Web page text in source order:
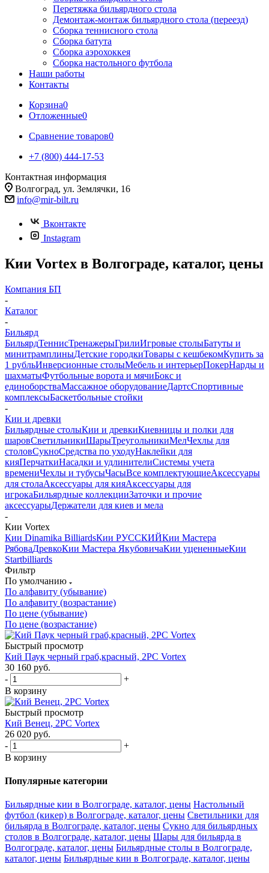
Перетяжка бильярдного стола
Демонтаж-монтаж бильярдного стола (переезд)
Сборка теннисного стола
Сборка батута
Сборка аэрохоккея
Сборка настольного футбола
Наши работы
Контакты
Корзина0
Отложенные0
Сравнение товаров0
+7 (800) 444-17-53
Контактная информация
Волгоград, ул. Землячки, 16
info@mir-bilt.ru
Вконтакте
Instagram
Кии Vortex в Волгограде, каталог, цены
Компания БП
-
Каталог
-
Бильярд
БильярдТеннисТренажерыГрилиИгровые столыБатуты и
минитрамплиныДетские городкиТовары с кешбекомКупить за
1 рубльИнверсионные столыМебель и интерьерПокерНарды и
шахматыФутбольные ворота и мячиБокс и
единоборстваМассажное оборудованиеДартсСпортивные
комплексыБаскетбольные стойки
-
Кии и древки
Бильярдные столыКии и древкиКиевницы и полки для
шаровСветильникиШарыТреугольникиМелЧехлы для
столовСукноСредства по уходуНаклейки для
кияПерчаткиНасадки и удлинителиСистемы учета
времениЧехлы и тубусыЧасыВсе комплектующиеАксессуары
для столаАксессуары для кияАксессуары для
игрокаБильярдные коллекцииЗаточки и прочие
аксессуарыДержатели для киев и мела
-
Кии Vortex
Кии Dinamika BilliardsКии РУССКИЙКии Мастера
РябоваДревкоКии Мастера ЯкубовичаКии уцененныеКии
Startbilliards
Фильтр
По умолчанию
По алфавиту (убывание)
По алфавиту (возрастание)
По цене (убывание)
По цене (возрастание)
Быстрый просмотр
Кий Паук черный граб,красный, 2РС Vortex
30 160 руб.
-
+
В корзину
Быстрый просмотр
Кий Венец, 2РС Vortex
26 020 руб.
-
+
В корзину
Популярные категории
Бильярдные кии в Волгограде, каталог, цены Настольный
футбол (кикер) в Волгограде, каталог, цены Светильники для
бильярда в Волгограде, каталог, цены Сукно для бильярдных
столов в Волгограде, каталог, цены Шары для бильярда в
Волгограде, каталог, цены Бильярдные столы в Волгограде,
каталог, цены Бильярдные кии в Волгограде, каталог, цены